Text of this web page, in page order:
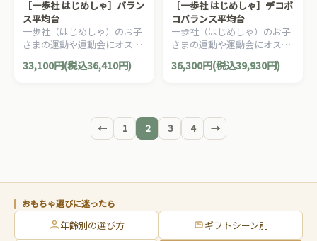
［一歩社 はじめしゃ］バラン
ス平均台
一歩社（はじめしゃ）のお子
さまの運動や運動会にオスス
怖さは少ないですが、意外と
33,100円(税込36,410円)
［一歩社 はじめしゃ］デコボ
コバランス平均台
一歩社（はじめしゃ）のお子
さまの運動や運動会にオスス
竹ふみ・平面タイプが追加さ
36,300円(税込39,930円)
← 1 2 3 4 →
おもちゃ選びに迷ったら
年齢別の選び方 ギフトシーン別